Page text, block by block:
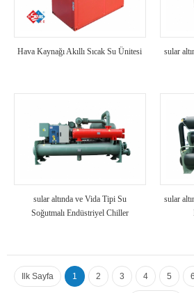
Hava Kaynağı Akıllı Sıcak Su Ünitesi
sular
sular altında ve Vida Tipi Su
Soğutmalı Endüstriyel Chiller
sular
Ilk Sayfa 1 2 3 4 5 6